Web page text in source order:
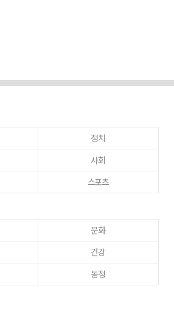
정치
사회
스포츠
문화
건강
동정